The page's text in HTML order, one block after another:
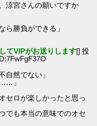
涼宮さんの願いですか
勝負ができる」
てVIPがお送りします[] 投
自然でない」
」
セロが楽しかったと思っ
でも本当の意味でのオセ